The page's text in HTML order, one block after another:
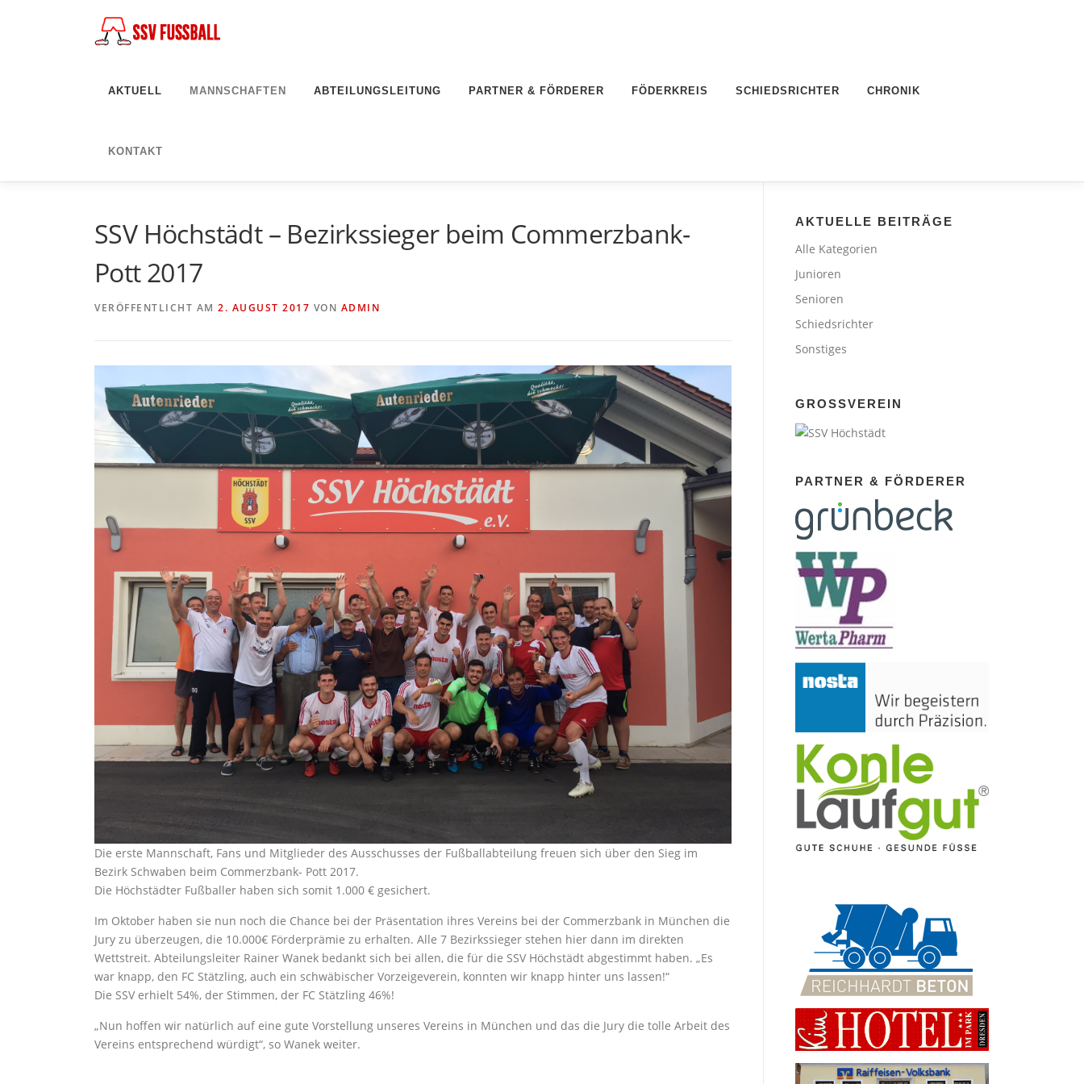
AKTUELL MANNSCHAFTEN ABTEILUNGSLEITUNG PARTNER & FÖRDERER FÖDERKREIS SCHIEDSRICHTER CHRONIK
KONTAKT
SSV Höchstädt – Bezirkssieger beim Commerzbank-
Pott 2017
VERÖFFENTLICHT AM 2. AUGUST 2017 VON ADMIN
Die erste Mannschaft, Fans und Mitglieder des Ausschusses der Fußballabteilung freuen sich über den Sieg im
Bezirk Schwaben beim Commerzbank- Pott 2017.
Die Höchstädter Fußballer haben sich somit 1.000 € gesichert.
Im Oktober haben sie nun noch die Chance bei der Präsentation ihres Vereins bei der Commerzbank in München die
Jury zu überzeugen, die 10.000€ Förderprämie zu erhalten. Alle 7 Bezirkssieger stehen hier dann im direkten
Wettstreit. Abteilungsleiter Rainer Wanek bedankt sich bei allen, die für die SSV Höchstädt abgestimmt haben. „Es
war knapp, den FC Stätzling, auch ein schwäbischer Vorzeigeverein, konnten wir knapp hinter uns lassen!“
Die SSV erhielt 54%, der Stimmen, der FC Stätzling 46%!
„Nun hoffen wir natürlich auf eine gute Vorstellung unseres Vereins in München und das die Jury die tolle Arbeit des
Vereins entsprechend würdigt“, so Wanek weiter.
AKTUELLE BEITRÄGE
Alle Kategorien
Junioren
Senioren
Schiedsrichter
Sonstiges
GROSSVEREIN
PARTNER & FÖRDERER